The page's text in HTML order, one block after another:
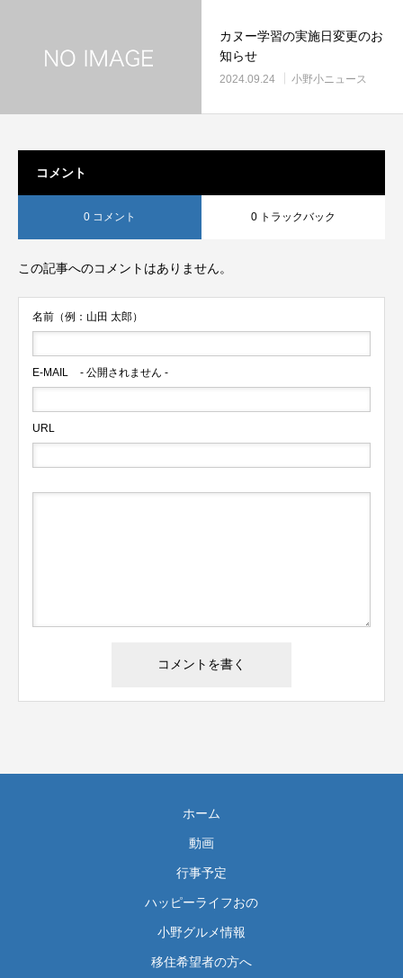
カヌー学習の実施日変更のお
知らせ
2024.09.24 小野小ニュース
コメント
0 コメント 0 トラックバック
この記事へのコメントはありません。
名前（例：山田 太郎）
E-MAIL - 公開されません -
URL
ホーム
動画
行事予定
ハッピーライフおの
小野グルメ情報
移住希望者の方へ